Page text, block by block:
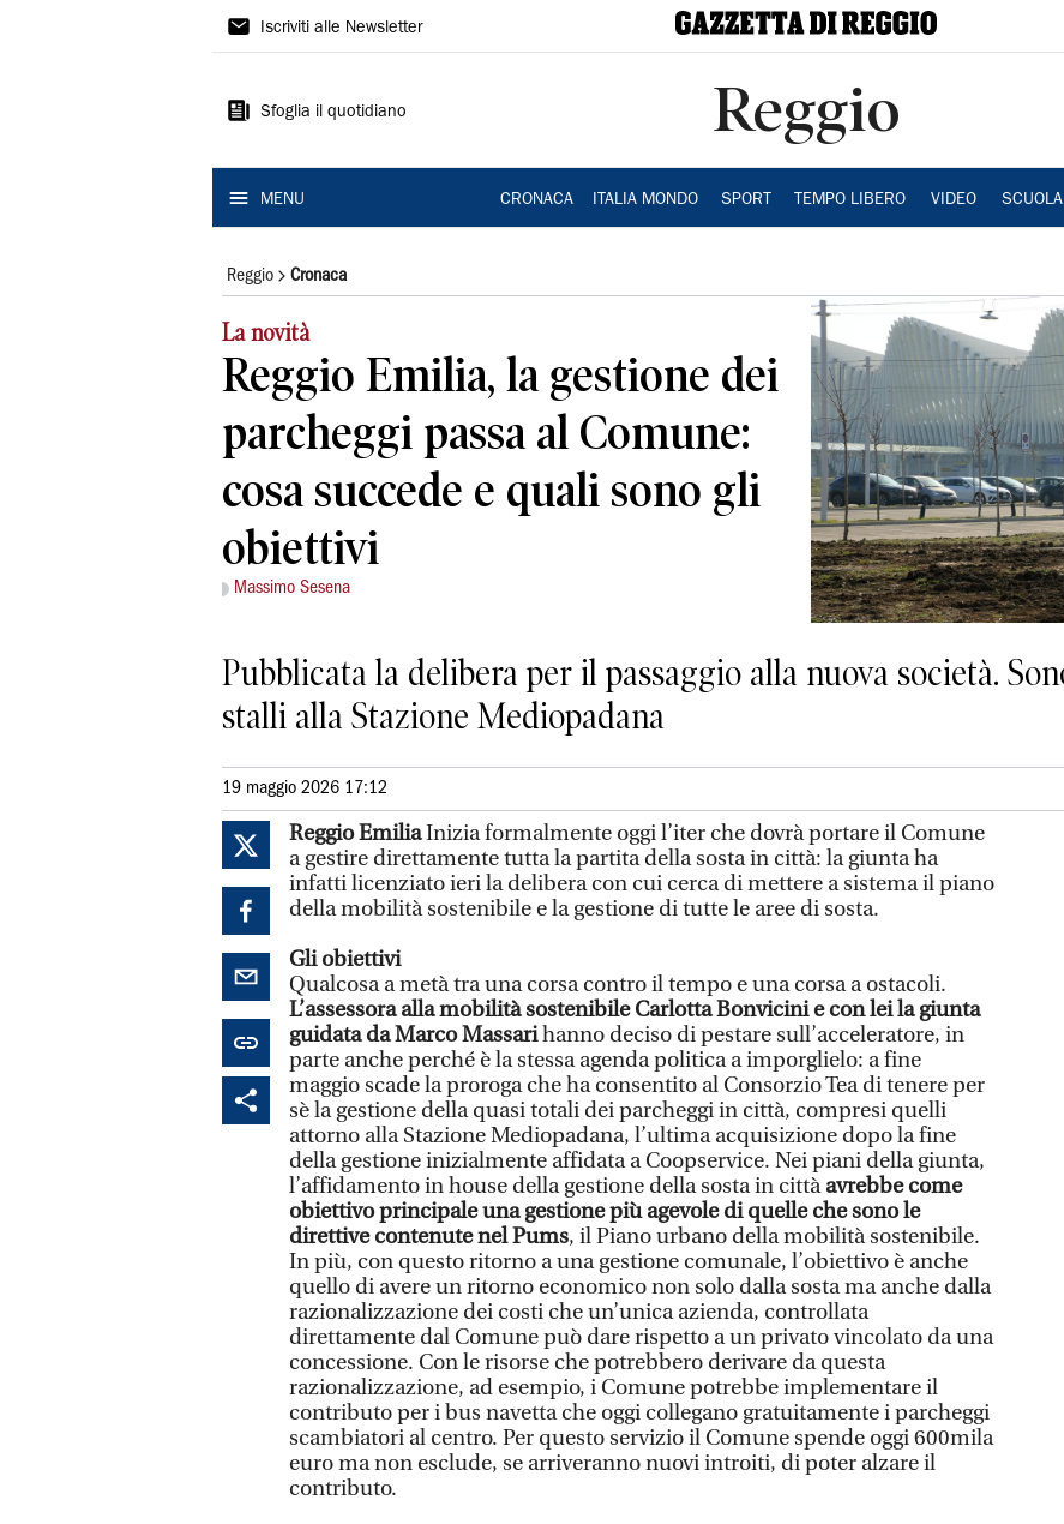
Gazzetta
Reggio
Iscriviti alle Newsletter
Sfoglia il quotidiano Reggio
MENU CRONACA ITALIA MONDO SPORT TEMPO LIBERO VIDEO
Reggio Cronaca
La novità
Reggio Emilia, la gestione dei
parcheggi passa al Comune:
cosa succede e quali sono gli
obiettivi
Massimo Sesena
Pubblicata la delibera per il passaggio alla nuova società.
stalli alla Stazione Mediopadana
19 maggio 2026 17:12
Reggio EmiliaInizia formalmente oggi l’iter che dovrà portare il Comune
a gestire direttamente tutta la partita della sosta in città: la giunta ha
infatti licenziato ieri la delibera con cui cerca di mettere a sistema il piano
della mobilità sostenibile e la gestione di tutte le aree di sosta.
Gli obiettivi
Qualcosa a metà tra una corsa contro il tempo e una corsa a ostacoli.
L’assessora alla mobilità sostenibile Carlotta Bonvicini e con lei la giunta
guidata da Marco Massarihanno deciso di pestare sull’acceleratore, in
parte anche perché è la stessa agenda politica a imporglielo: a fine
maggio scade la proroga che ha consentito al Consorzio Tea di tenere per
sè la gestione della quasi totali dei parcheggi in città, compresi quelli
attorno alla Stazione Mediopadana, l’ultima acquisizione dopo la fine
della gestione inizialmente affidata a Coopservice. Nei piani della giunta,
l’affidamento in house della gestione della sosta in cittàavrebbe come
obiettivo principale una gestione più agevole di quelle che sono le
direttive contenute nel Pums, il Piano urbano della mobilità sostenibile.
In più, con questo ritorno a una gestione comunale, l’obiettivo è anche
quello di avere un ritorno economico non solo dalla sosta ma anche dalla
razionalizzazione dei costi che un’unica azienda, controllata
direttamente dal Comune può dare rispetto a un privato vincolato da una
concessione. Con le risorse che potrebbero derivare da questa
razionalizzazione, ad esempio, i Comune potrebbe implementare il
contributo per i bus navetta che oggi collegano gratuitamente i parcheggi
scambiatori al centro. Per questo servizio il Comune spende oggi 600mila
euro ma non esclude, se arriveranno nuovi introiti, di poter alzare il
contributo.